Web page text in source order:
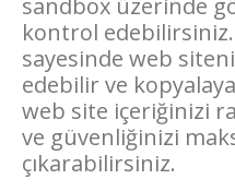
sandbox üzerinde
kontrol edebilirsiniz.
sayesinde web
edebilir ve
web site içeriğinizi
ve güvenliğinizi
çıkarabilirsiniz.